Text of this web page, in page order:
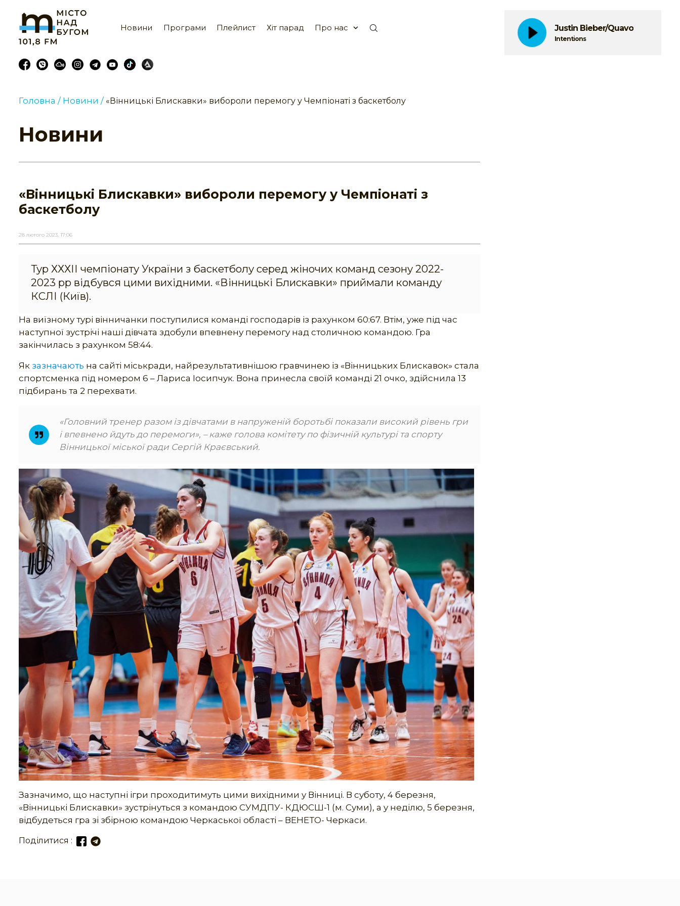
Новини Програми Плейлист Хіт парад Про нас Justin Bieber/Quavo
Intentions
Головна / Новини / «Вінницькі Блискавки» вибороли перемогу у Чемпіонаті з баскетболу
Новини
«Вінницькі Блискавки» вибороли перемогу у Чемпіонаті з
баскетболу
28 лютого 2023, 17:06
Тур ХХХІІ чемпіонату України з баскетболу серед жіночих команд сезону 2022-
2023 рр відбувся цими вихідними. «Вінницькі Блискавки» приймали команду
КСЛІ (Київ).
На виїзному турі вінничанки поступилися команді господарів із рахунком 60:67. Втім, уже під час
наступної зустрічі наші дівчата здобули впевнену перемогу над столичною командою. Гра
закінчилась з рахунком 58:44.
Як зазначають на сайті міськради, найрезультативнішою гравчинею із «Вінницьких Блискавок» стала
спортсменка під номером 6 – Лариса Іосипчук. Вона принесла своїй команді 21 очко, здійснила 13
підбирань та 2 перехвати.
«Головний тренер разом із дівчатами в напруженій боротьбі показали високий рівень гри
і впевнено йдуть до перемоги», – каже голова комітету по фізичній культурі та спорту
Вінницької міської ради Сергій Краєвський.
Зазначимо, що наступні ігри проходитимуть цими вихідними у Вінниці. В суботу, 4 березня,
«Вінницькі Блискавки» зустрінуться з командою СУМДПУ- КДЮСШ-1 (м. Суми), а у неділю, 5 березня,
відбудеться гра зі збірною командою Черкаської області – ВЕНЕТО- Черкаси.
Поділитися :